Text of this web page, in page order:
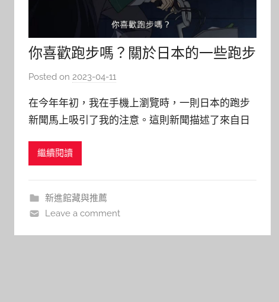
你喜歡跑步嗎？關於日本的一些跑步
書
Posted on 2023-04-11
y
j
在今年年初，我在手機上瀏覽時，一則日本的跑步
新聞馬上吸引了我的注意。這則新聞描述了來自日
女子驛傳（長跑接力賽）時，在第三區間的賽道上
稱驛站接力賽，是一種源自日本的多
繼續閱讀
新進館藏與推薦
Leave a comment